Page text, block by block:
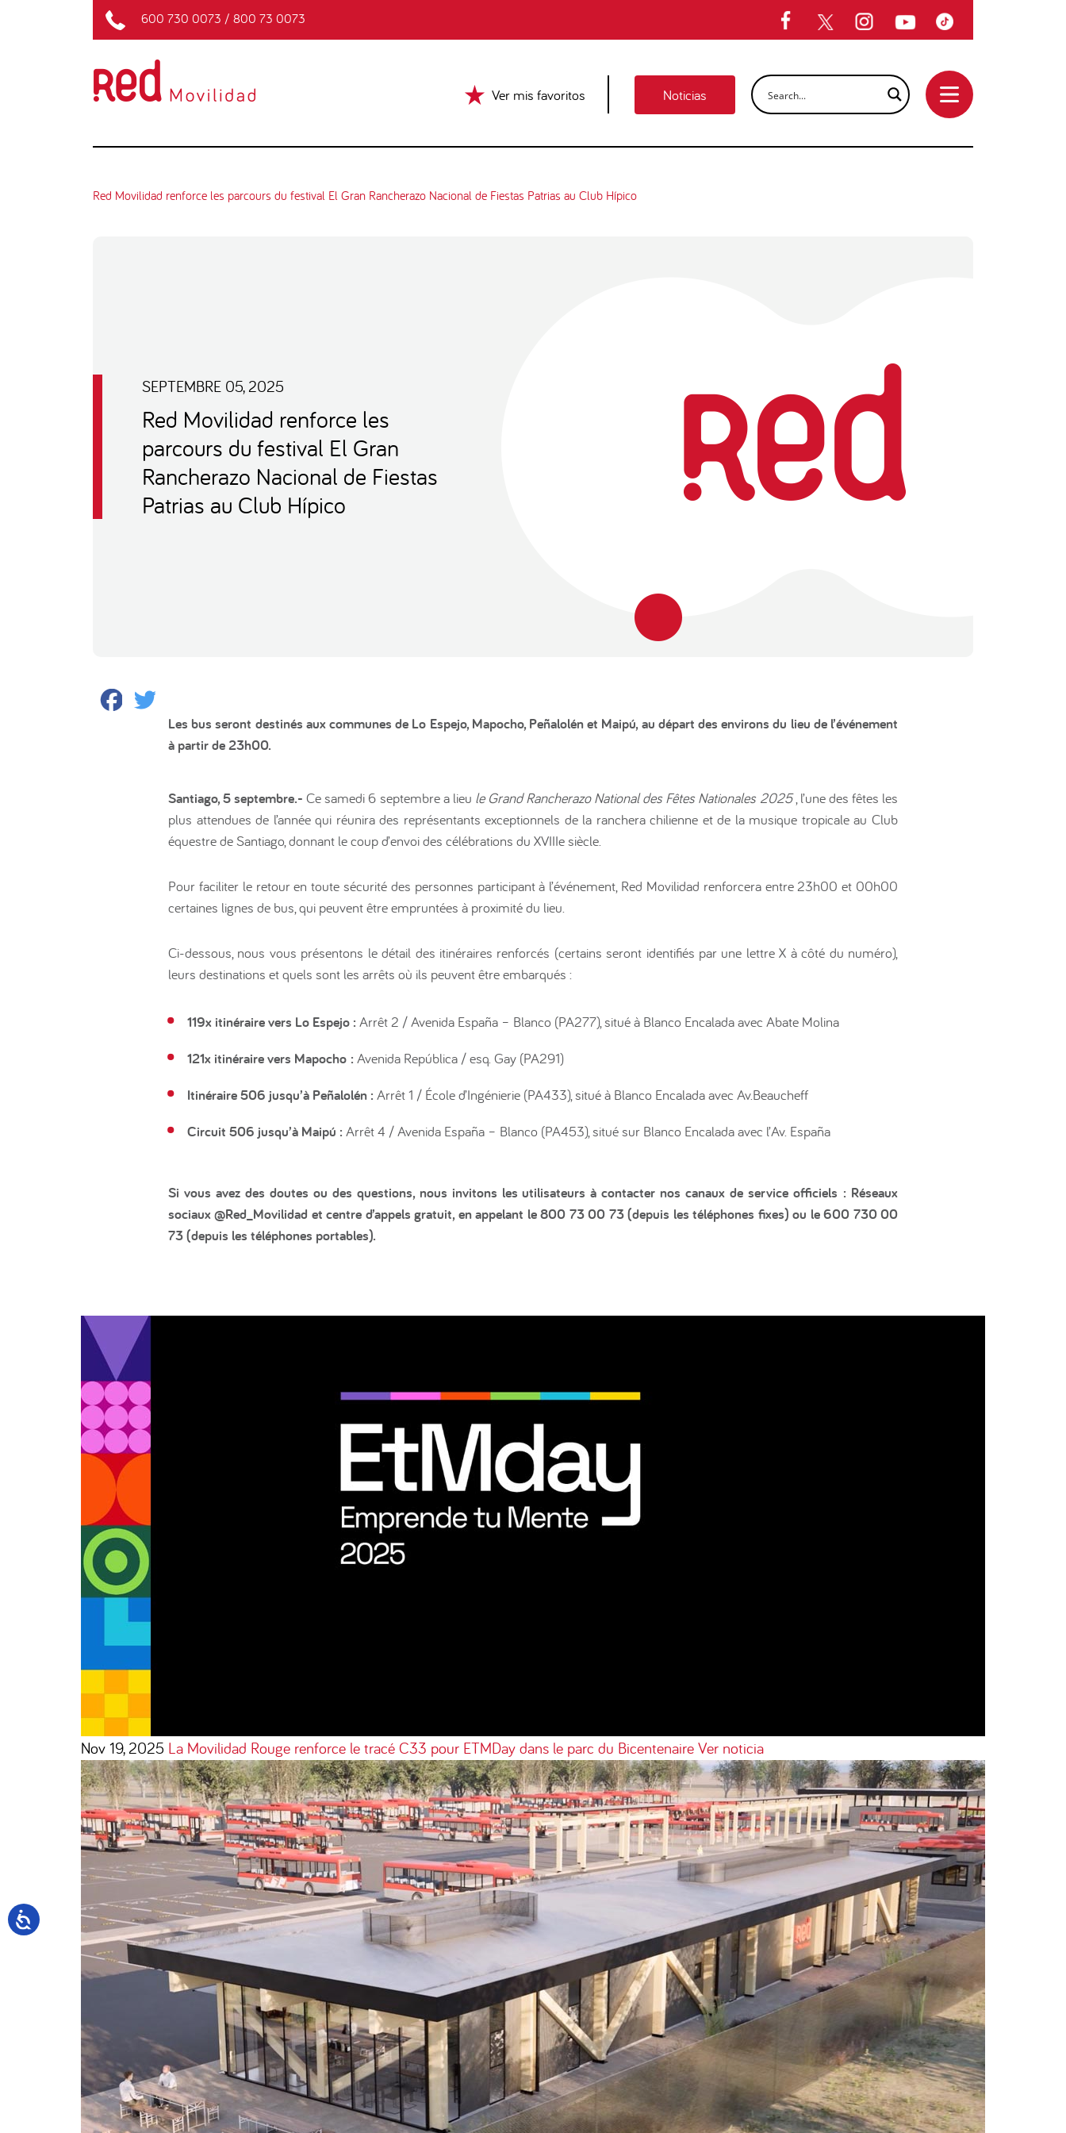
600 730 0073 / 800 73 0073
Ver mis favoritos Noticias
Red Movilidad renforce les parcours du festival El Gran Rancherazo Nacional de Fiestas Patrias au Club Hípico
SEPTEMBRE 05, 2025
Red Movilidad renforce les
parcours du festival El Gran
Rancherazo Nacional de Fiestas
Patrias au Club Hípico
Facebook
Les bus seront destinés aux communes de Lo Espejo, Mapocho, Peñalolén et Maipú, au départ des environs du lieu de l’événement
à partir de 23h00.
Santiago, 5 septembre.-Ce samedi 6 septembre a lieu le Grand Rancherazo National des Fêtes Nationales 2025, l’une des fêtes les
plus attendues de l’année qui réunira des représentants exceptionnels de la ranchera chilienne et de la musique tropicale au Club
équestre de Santiago, donnant le coup d’envoi des célébrations du XVIIIe siècle.
Pour faciliter le retour en toute sécurité des personnes participant à l’événement, Red Movilidad renforcera entre 23h00 et 00h00
certaines lignes de bus, qui peuvent être empruntées à proximité du lieu.
Ci-dessous, nous vous présentons le détail des itinéraires renforcés (certains seront identifiés par une lettre X à côté du numéro),
leurs destinations et quels sont les arrêts où ils peuvent être embarqués :
119x itinéraire vers Lo Espejo : Arrêt 2 / Avenida España – Blanco (PA277), situé à Blanco Encalada avec Abate Molina
121x itinéraire vers Mapocho : Avenida República / esq. Gay (PA291)
Itinéraire 506 jusqu’à Peñalolén : Arrêt 1 / École d’Ingénierie (PA433), situé à Blanco Encalada avec Av.Beaucheff
Circuit 506 jusqu’à Maipú : Arrêt 4 / Avenida España – Blanco (PA453), situé sur Blanco Encalada avec l’Av. España
Si vous avez des doutes ou des questions, nous invitons les utilisateurs à contacter nos canaux de service officiels : Réseaux
sociaux @Red_Movilidad et centre d’appels gratuit, en appelant le 800 73 00 73 (depuis les téléphones fixes) ou le 600 730 00
73 (depuis les téléphones portables).
Nov 19, 2025 La Movilidad Rouge renforce le tracé C33 pour ETMDay dans le parc du Bicentenaire Ver noticia